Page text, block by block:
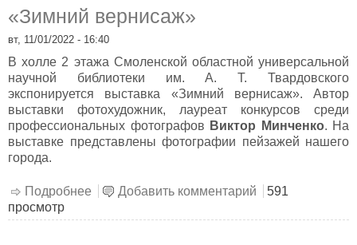
«Зимний вернисаж»
вт, 11/01/2022 - 16:40
В холле 2 этажа Смоленской областной универсальной
научной библиотеки им. А. Т. Твардовского
экспонируется выставка «Зимний вернисаж». Автор
выставки фотохудожник, лауреат конкурсов среди
профессиональных фотографов Виктор Минченко. На
выставке представлены фотографии пейзажей нашего
города.
Подробнее о «Зимний вернисаж»
Добавить комментарий
591
просмотр